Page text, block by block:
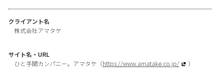
クライアント名
株式会社アマタケ
サイト名・URL
ひと手間カンパニー。アマタケ（https://www.amatake.co.jp/ ）